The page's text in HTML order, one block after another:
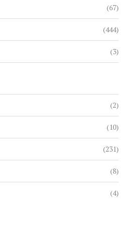
(67)
(444)
(3)
(2)
(10)
(231)
(8)
(4)